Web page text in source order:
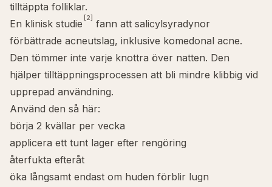
tilltäppta folliklar.
En klinisk studie [2] fann att salicylsyradynor
förbättrade acneutslag, inklusive komedonal acne.
Den tömmer inte varje knottra över natten. Den
hjälper tilltäppningsprocessen att bli mindre klibbig vid
upprepad användning.
Använd den så här:
börja 2 kvällar per vecka
applicera ett tunt lager efter rengöring
återfukta efteråt
öka långsamt endast om huden förblir lugn